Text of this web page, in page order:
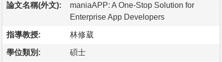
論文名稱(外文):
maniaAPP: A One-Stop Solution for
Enterprise App Developers
指導教授: 林修葳
學位類別: 碩士